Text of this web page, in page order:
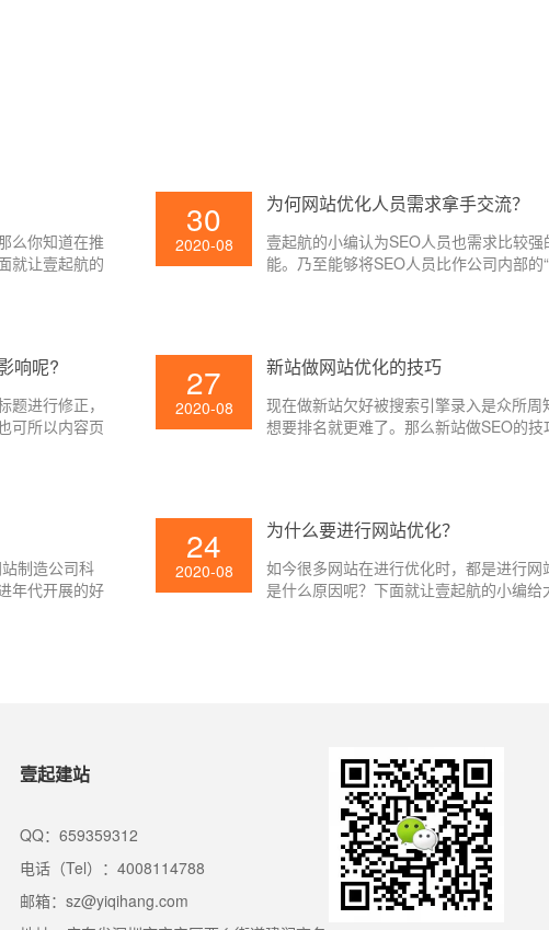
么你知道在推
就让壹起航的
30
2020-08
为何网站优化人员需求拿手交流？
壹起航的小编认为SEO人员也需求比较强
能。乃至能够将SEO人员比作公司内部的
到, 网站优化作业也就无法顺利开展。
响呢?
进行修正，
可所以内容页
27
2020-08
新站做网站优化的技巧
现在做新站欠好被搜索引擎录入是众所周
想要排名就更难了。那么新站做SEO的
制造公司科
年代开展的好
24
2020-08
为什么要进行网站优化？
如今很多网站在进行优化时，都是进行网
是什么原因呢？下面就让壹起航的小编给
壹起建站
QQ：659359312
电话（Tel）：4008114788
邮箱：sz@yiqihang.com